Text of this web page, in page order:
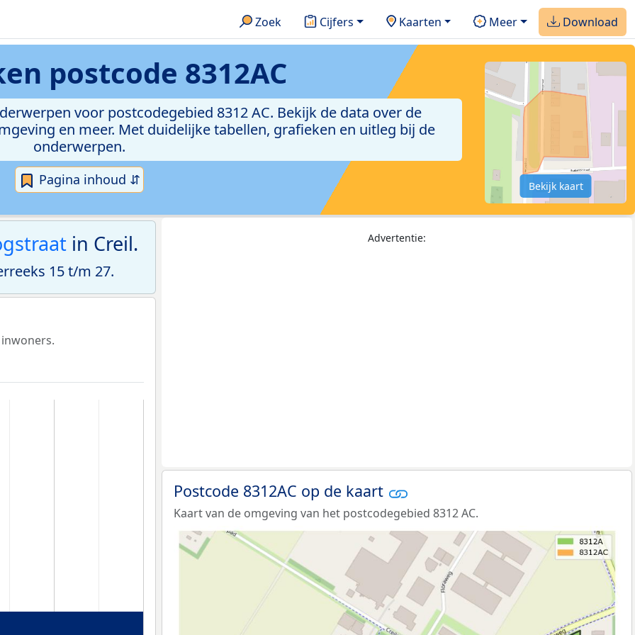
Zoek Cijfers Kaarten Meer Download
postcode 8312AC
voor postcodegebied 8312 AC. Bekijk de data over de
en meer. Met duidelijke tabellen, grafieken en uitleg bij de
onderwerpen.
Pagina inhoud ⇵ Bekijk kaart
in Creil.
15 t/m 27.
Advertentie:
Postcode 8312AC op de kaart
Kaart van de omgeving van het postcodegebied 8312 AC.